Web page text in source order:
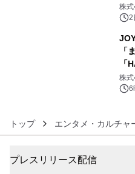
ラ
ボ
株
2
「
「
信
株
6
トップ エンタメ・カルチャ
プレスリリース配信